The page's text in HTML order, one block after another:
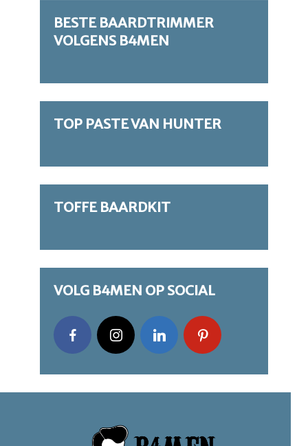
BESTE BAARDTRIMMER
VOLGENS B4MEN
TOP PASTE VAN HUNTER
TOFFE BAARDKIT
VOLG B4MEN OP SOCIAL